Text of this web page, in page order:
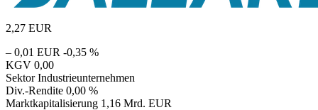
2,27 EUR
– 0,01 EUR -0,35 %
KGV 0,00
Sektor Industrieunternehmen
Div.-Rendite 0,00 %
Marktkapitalisierung 1,16 Mrd. EUR